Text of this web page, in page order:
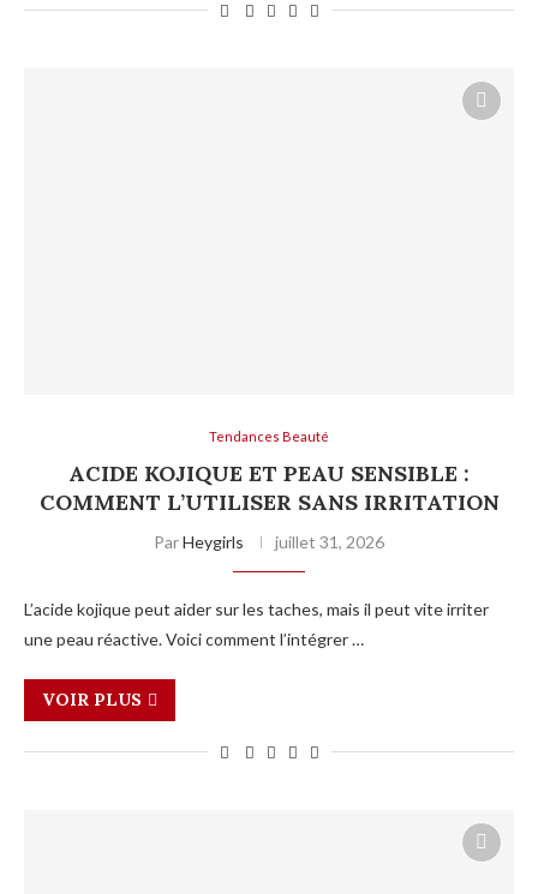
Tendances Beauté
ACIDE KOJIQUE ET PEAU SENSIBLE :
COMMENT L’UTILISER SANS IRRITATION
ParHeygirls juillet 31, 2026
L’acide kojique peut aider sur les taches, mais il peut vite irriter
une peau réactive. Voici comment l’intégrer …
VOIR PLUS